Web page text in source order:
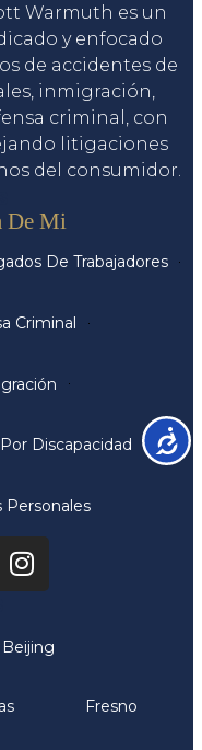
Warmuth es un
y enfocado
de accidentes de
inmigración,
criminal, con
litigaciones
del consumidor.
De Mi
De Trabajadores
Criminal
Discapacidad
Personales
Beijing
Fresno